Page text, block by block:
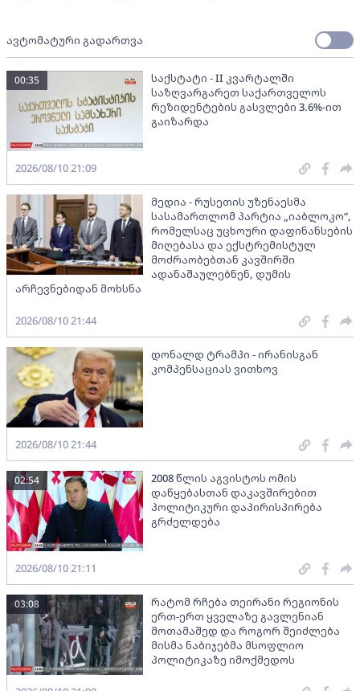
ავტომატური გადართვა
საქსტატი - II კვარტალში
საზღვარგარეთ საქართველოს
რეზიდენტების გასვლები 3.6%-ით
გაიზარდა
00:35
2026/08/10 21:09
მედია - რუსეთის უზენაესმა
სასამართლომ პარტია „იაბლოკო“,
რომელსაც უცხოური დაფინანსების
მიღებასა და ექსტრემისტულ
მოძრაობებთან კავშირში
ადანაშაულებნენ, დუმის
არჩევნებიდან მოხსნა
2026/08/10 21:44
დონალდ ტრამპი - ირანისგან
კომპენსაციას ვითხოვ
2026/08/10 21:44
2008 წლის აგვისტოს ომის
დაწყებასთან დაკავშირებით
პოლიტიკური დაპირისპირება
გრძელდება
02:54
2026/08/10 21:11
რატომ რჩება თეირანი რეგიონის
ერთ-ერთ ყველაზე გავლენიან
მოთამაშედ და როგორ შეიძლება
მისმა ნაბიჯებმა მსოფლიო
პოლიტიკაზე იმოქმედოს
03:08